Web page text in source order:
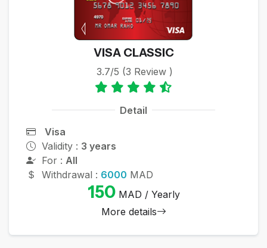
VISA CLASSIC
3.7/5 (3 Review )
Detail
Visa
Validity : 3 years
For : All
Withdrawal : 6000 MAD
150MAD / Yearly
More details